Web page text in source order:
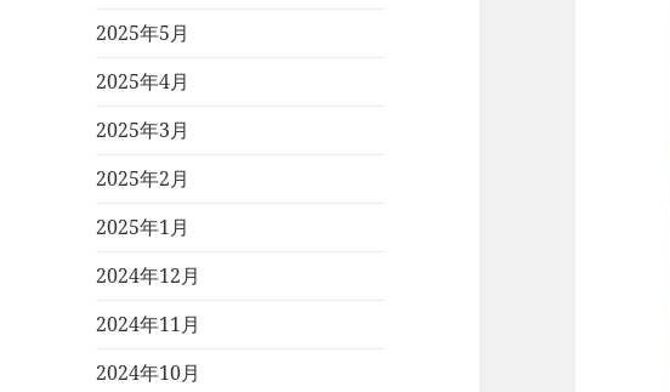
2025年5月
2025年4月
2025年3月
2025年2月
2025年1月
2024年12月
2024年11月
2024年10月